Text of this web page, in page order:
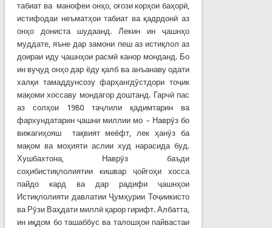
табиат ва манофеи онҳо, оғози корҳои баҳорӣ,
истифодаи неъматҳои табиат ва қадрдонӣ аз
онҳо дониста шудаанд. Лекин ин ҷашнҳо
муддате, яъне дар замони пеш аз истиқлол аз
доираи иду ҷашнҳои расмӣ канор монданд. Бо
ин вуҷуд онҳо дар ёду қалб ва анъанаву одати
халқи тамаддунсозу фарҳангдӯстдори тоҷик
мақоми хоссаву мондагор доштанд. Гарчӣ пас
аз солҳои 1980 таҷлили қадимтарин ва
фархундатарин ҷашни миллии мо – Наврӯз бо
вижагиҳояш тақвият меёфт, лек ҳанӯз ба
мақом ва моҳияти аслии худ нарасида буд.
Хушбахтона, Наврӯз баъди
соҳибистиқлолиятии кишвар ҷойгоҳи хосса
пайдо кард ва дар радифи ҷашнҳои
Истиқлолияти давлатии Ҷумҳурии Тоҷиикисто
ва Рӯзи Ваҳдати миллӣ қарор гирифт. Албатта,
ин иқдом бо ташаббус ва талошҳои пайвастаи